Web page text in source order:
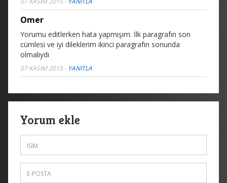
Omer
Yorumu editlerken hata yapmışım. İlk paragrafın son
cümlesi ve iyi dileklerim ikinci paragrafın sonunda
olmalıydı
07 KASIM 2015- YANITLA
Yorum ekle